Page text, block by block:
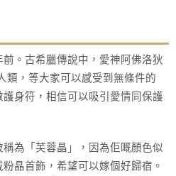
。古希臘傳說中，愛神阿佛洛狄
類，等大家可以感受到無條件的
身符，相信可以吸引愛情同保護
為「芙蓉晶」，因為佢嘅顏色似
晶首飾，希望可以嫁個好歸宿。